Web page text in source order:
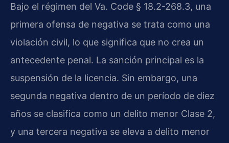
Bajo el régimen del Va. Code § 18.2-268.3, una
primera ofensa de negativa se trata como una
violación civil, lo que significa que no crea un
antecedente penal. La sanción principal es la
suspensión de la licencia. Sin embargo, una
segunda negativa dentro de un período de diez
años se clasifica como un delito menor Clase 2,
y una tercera negativa se eleva a delito menor